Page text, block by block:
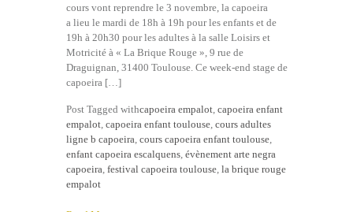
cours vont reprendre le 3 novembre, la capoeira
a lieu le mardi de 18h à 19h pour les enfants et de
19h à 20h30 pour les adultes à la salle Loisirs et
Motricité à « La Brique Rouge », 9 rue de
Draguignan, 31400 Toulouse. Ce week-end stage de
capoeira […]
Post Tagged withcapoeira empalot capoeira enfant
empalot capoeira enfant toulouse cours adultes
ligne b capoeira cours capoeira enfant toulouse
enfant capoeira escalquens évènement arte negra
capoeira festival capoeira toulouse la brique rouge
empalot